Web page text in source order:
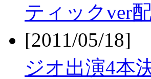
ティックver
[2011/05/18]
ジオ出演4本